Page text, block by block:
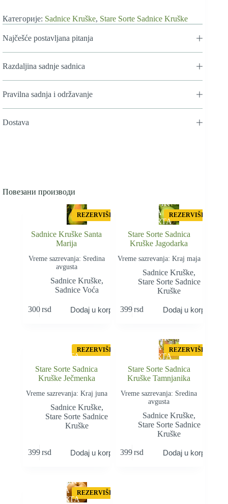
Категорије: Sadnice Kruške, Stare Sorte Sadnice Kruške
Najčešće postavljana pitanja
Razdaljina sadnje sadnica
Pravilna sadnja i održavanje
Dostava
Повезани производи
REZERVIŠI
Sadnice Kruške Santa
Marija
Vreme sazrevanja: Sredina
avgusta
Sadnice Kruške,
Sadnice Voća
300rsd Dodaj u korpu
REZERVIŠI
STAR
A
SORTA
Stare Sorte Sadnica
Kruške Jagodarka
Vreme sazrevanja: Kraj maja
Sadnice Kruške,
Stare Sorte Sadnice
Kruške
399 rsd Dodaj u korpu
REZERVIŠI
SORTA
Stare Sorte Sadnica
Kruške Ječmenka
Vreme sazrevanja: Kraj juna
Sadnice Kruške,
Stare Sorte Sadnice
Kruške
399rsd Dodaj u korpu
REZERVIŠI
STAR
A
SORTA
Stare Sorte Sadnica
Kruške Tamnjanika
Vreme sazrevanja: Sredina
avgusta
Sadnice Kruške,
Stare Sorte Sadnice
Kruške
399 rsd Dodaj u korpu
REZERVIŠI
STAR
A
SORTA